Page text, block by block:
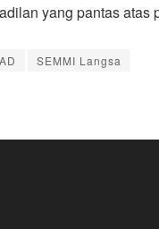
yang pantas
SEMMI Langsa